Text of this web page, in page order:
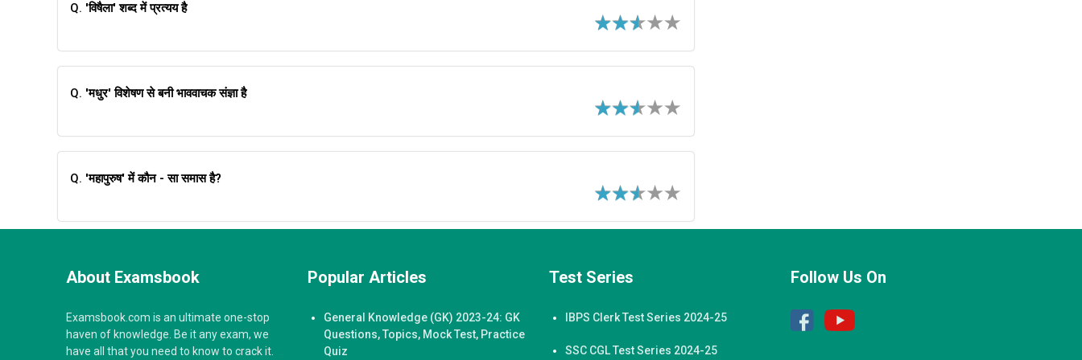
Q. 'विषैला' शब्द में प्रत्यय है
Q. 'मधुर' विशेषण से बनी भाववाचक संज्ञा है
Q. 'महापुरुष' में कौन - सा समास है?
About Examsbook
Examsbook.com is an ultimate one-stop
haven of knowledge. Be it any exam, we
have all that you need to know to crack it.
Popular Articles
General Knowledge (GK) 2023-24: GK
Questions, Topics, Mock Test, Practice
Quiz
Test Series
IBPS Clerk Test Series 2024-25
SSC CGL Test Series 2024-25
Follow Us On